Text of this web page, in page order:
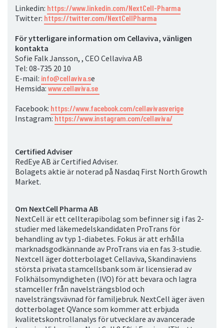
Linkedin: https://www.linkedin.com/NextCell-Pharma
Twitter: https://twitter.com/NextCellPharma
För ytterligare information om Cellaviva, vänligen
kontakta
Sofie Falk Jansson, , CEO Cellaviva AB
Tel: 08-735 20 10
E-mail: info@cellaviva.se
Hemsida: www.cellaviva.se
Facebook: https://www.facebook.com/cellavivasverige
Instagram: https://www.instagram.com/cellaviva/
Certified Adviser
RedEye AB ärCertified Adviser.
Bolagets aktie är noterad på Nasdaq First North Growth
Market.
Om NextCell Pharma AB
NextCell är ett cellterapibolag som befinner sig i fas 2-
studier med läkemedelskandidaten ProTrans för
behandling av typ 1-diabetes. Fokus är att erhålla
marknadsgodkännande av ProTrans via en fas 3-studie.
Nextcell äger dotterbolaget Cellaviva, Skandinaviens
största privata stamcellsbank som är licensierad av
Folkhälsomyndigheten (IVO) för att bevara och lagra
stamceller från navelsträngsblod och
navelsträngsvävnad för familjebruk. NextCell äger även
dotterbolaget QVance som kommer att erbjuda
kvalitetskontrollanalys för utvecklare av avancerade